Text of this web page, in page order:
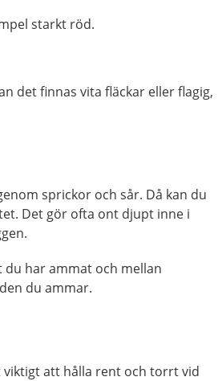
starkt röd.
det finnas vita fläckar eller flagig,
sprickor och sår. Då kan du
Det gör ofta ont djupt inne i
har ammat och mellan
du ammar.
att hålla rent och torrt vid